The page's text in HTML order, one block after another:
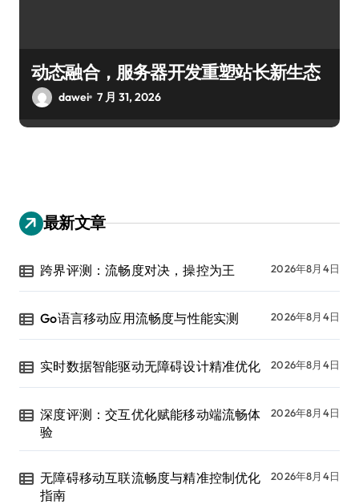
动态融合，服务器开发重塑站长新生态
dawei 7 月 31, 2026
最新文章
跨界评测：流畅度对决，操控为王 2026年8月4日
Go语言移动应用流畅度与性能实测 2026年8月4日
实时数据智能驱动无障碍设计精准优化 2026年8月4日
深度评测：交互优化赋能移动端流畅体
验
2026年8月4日
无障碍移动互联流畅度与精准控制优化
指南
2026年8月4日